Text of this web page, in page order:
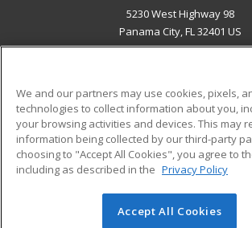
5230 West Highway 98
Panama City, FL 32401 US
ADDITIONAL RESOURCES
Military
Financial Assistance
Help
Student Blog
© 2026 ed2go, a division of Cengage
We and our partners may use cookies, pixels,
technologies to collect information about you,
your browsing activities and devices. This may
information being collected by our third-party
choosing to "Accept All Cookies", you agree to
including as described in the Privacy Policy
Accept All Cookies